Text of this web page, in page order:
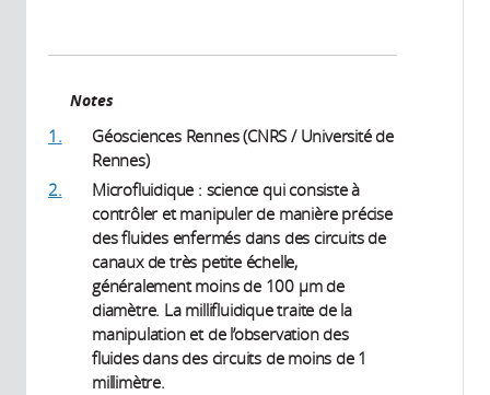
Notes
1.
Géosciences Rennes (CNRS / Université de
Rennes)
2.
Microfluidique : science qui consiste à
contrôler et manipuler de manière précise
des fluides enfermés dans des circuits de
canaux de très petite échelle,
généralement moins de 100 µm de
diamètre. La millifluidique traite de la
manipulation et de l’observation des
fluides dans des circuits de moins de 1
millimètre.